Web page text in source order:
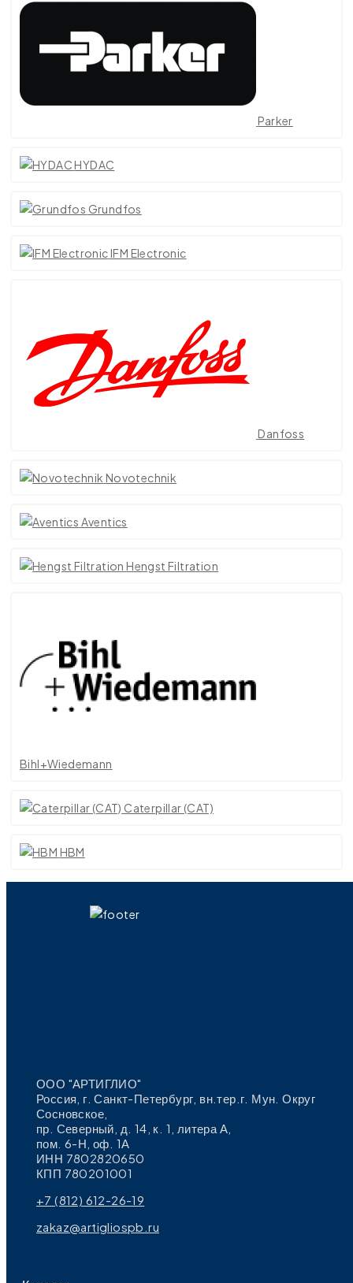
Parker
HYDAC
Grundfos
IFM Electronic
Danfoss
Novotechnik
Aventics
Hengst Filtration
Bihl+Wiedemann
Caterpillar (CAT)
HBM
ООО "АРТИГЛИО"
Россия, г. Санкт-Петербург, вн.тер.г. Мун. Округ
Сосновское,
пр. Северный, д. 14, к. 1, литера А,
пом. 6-Н, оф. 1А
ИНН 7802820650
КПП 780201001
+7 (812) 612-26-19
zakaz@artigliospb.ru